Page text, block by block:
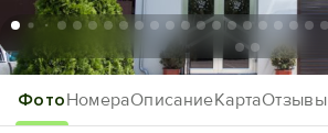
Добавить свой объект
ФотоНомераОписаниеКартаОтзывы